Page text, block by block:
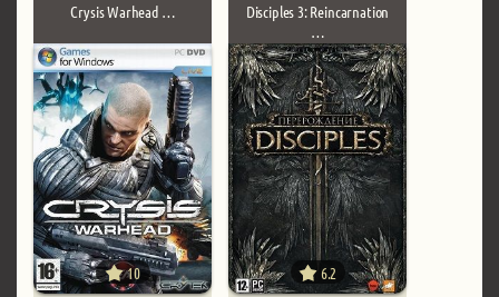
Crysis Warhead …
10
Disciples 3: Reincarnation
…
6.2